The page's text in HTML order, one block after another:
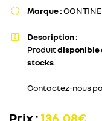
 Adresse email de
Rafraîchir le captcha
 Marque :

Description :
Produitdisponible
stocks
Contactez-nous